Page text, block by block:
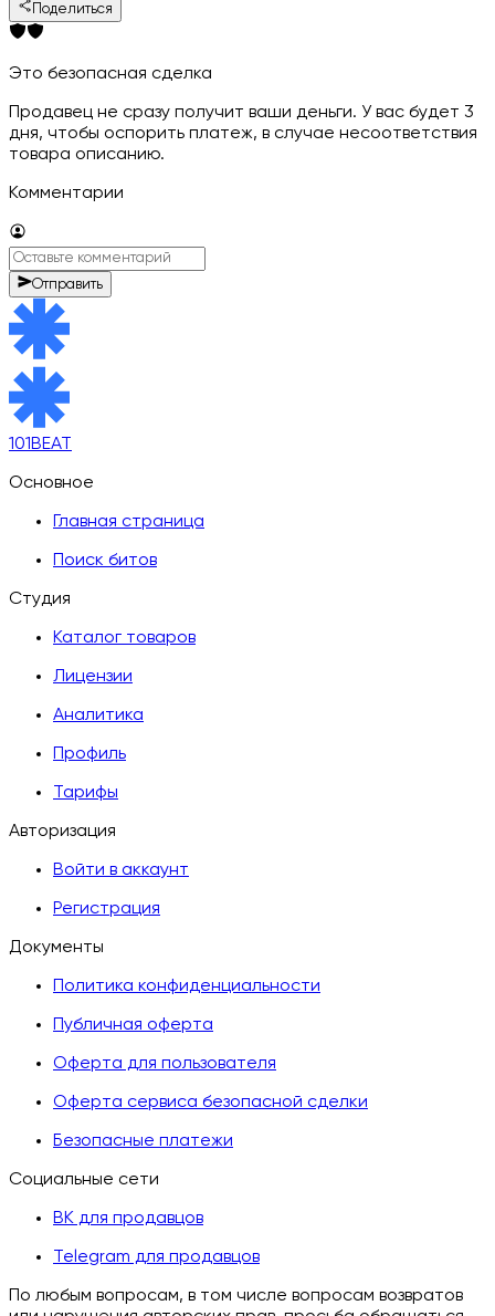
Поделиться
Это безопасная сделка
Продавец не сразу получит ваши деньги. У вас будет 3
дня, чтобы оспорить платеж, в случае несоответствия
товара описанию.
Комментарии
Отправить
101BEAT
Основное
Главная страница
Поиск битов
Студия
Каталог товаров
Лицензии
Аналитика
Профиль
Тарифы
Авторизация
Войти в аккаунт
Регистрация
Документы
Политика конфиденциальности
Публичная оферта
Оферта для пользователя
Оферта сервиса безопасной сделки
Безопасные платежи
Социальные сети
ВК для продавцов
Telegram для продавцов
По любым вопросам, в том числе вопросам возвратов